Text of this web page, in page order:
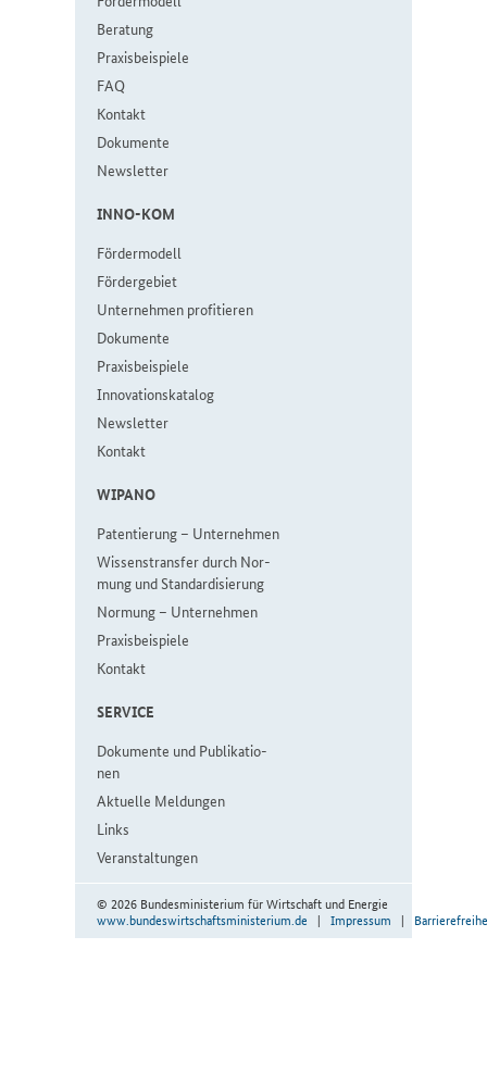
Be­ra­tung
Pra­xis­bei­spie­le
FAQ
Kon­takt
Do­ku­men­te
Newslet­ter
IN­NO-KOM
För­der­mo­dell
För­der­ge­biet
Un­ter­neh­men pro­fi­tie­ren
Do­ku­men­te
Pra­xis­bei­spie­le
In­no­va­ti­ons­ka­ta­log
Newslet­ter
Kon­takt
WI­PA­NO
Pa­ten­tie­rung – Un­ter­neh­men
Wis­sen­strans­fer durch Nor­
mung und Stan­dar­di­sie­rung
Nor­mung ­– Un­ter­neh­men
Pra­xis­bei­spie­le
Kon­takt
SER­VICE
Do­ku­men­te und Pu­bli­ka­tio­
nen
Aktuelle Meldungen
Links
Veranstaltungen
© 2026 Bundesministerium für Wirtschaft und Energie
www.bundeswirtschaftsministerium.de | Impressum |